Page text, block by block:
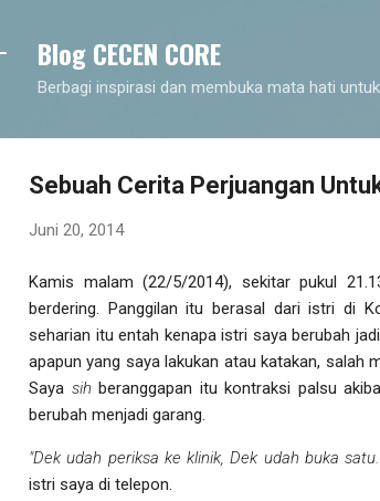
Blog CECEN CORE
Berbagi inspirasi dan membuka mata hati
Sebuah Cerita Perjuangan
Juni 20, 2014
Kamis malam (22/5/2014), sekitar pukul
berdering. Panggilan itu berasal dari istri di
seharian itu entah kenapa istri saya berubah
apapun yang saya lakukan atau katakan, salah
Saya sih beranggapan itu kontraksi palsu
berubah menjadi garang.
"Dek udah periksa ke klinik, Dek udah buka
istri saya di telepon.